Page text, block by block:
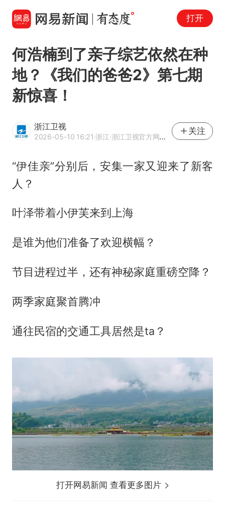
打开
何浩楠到了亲子综艺依然在种
地？《我们的爸爸2》第七期
新惊喜！
浙江卫视
2026-05-10 16:21·浙江·浙江卫视官方网易号
关注
“伊佳亲”分别后，安集一家又迎来了新客
人？
叶泽带着小伊芙来到上海
是谁为他们准备了欢迎横幅？
节目进程过半，还有神秘家庭重磅空降？
两季家庭聚首腾冲
通往民宿的交通工具居然是ta？
打开网易新闻 查看更多图片